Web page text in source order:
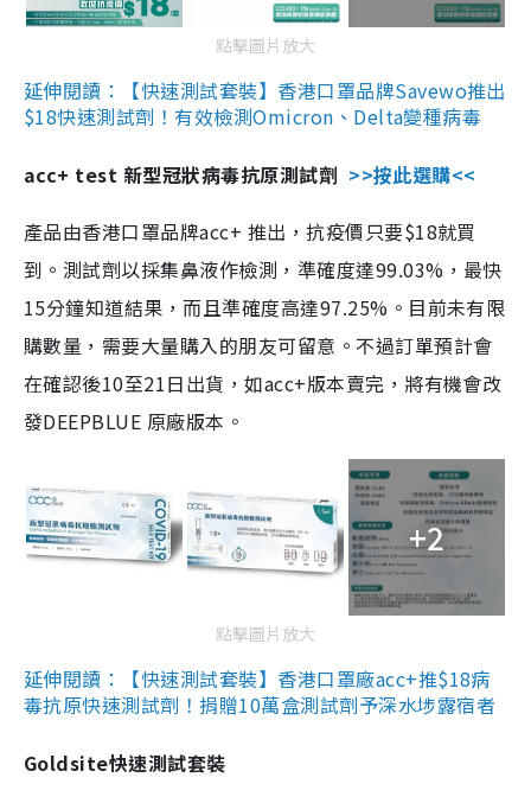
點擊圖片放大
延伸閱讀：【快速測試套裝】香港口罩品牌Savewo推出
$18快速測試劑！有效檢測Omicron、Delta變種病毒
acc+ test 新型冠狀病毒抗原測試劑 >>按此選購<<
產品由香港口罩品牌acc+ 推出，抗疫價只要$18就買
到。測試劑以採集鼻液作檢測，準確度達99.03%，最快
15分鐘知道結果，而且準確度高達97.25%。目前未有限
購數量，需要大量購入的朋友可留意。不過訂單預計會
在確認後10至21日出貨，如acc+版本賣完，將有機會改
發DEEPBLUE 原廠版本。
+2
點擊圖片放大
延伸閱讀：【快速測試套裝】香港口罩廠acc+推$18病
毒抗原快速測試劑！捐贈10萬盒測試劑予深水埗露宿者
Goldsite快速測試套裝